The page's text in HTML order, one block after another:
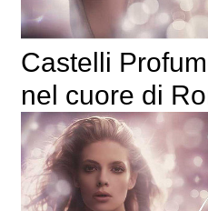
Castelli
nel cuore di